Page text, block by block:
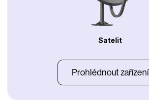
Satelit
Prohlédnout zařízení